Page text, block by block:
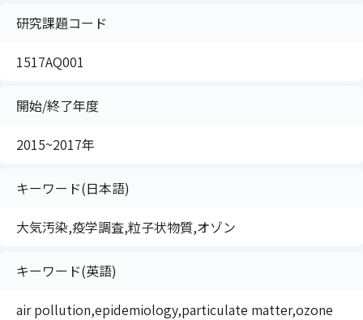
研究課題コード
1517AQ001
開始/終了年度
2015~2017年
キーワード(日本語)
大気汚染,疫学調査,粒子状物質,オゾン
キーワード(英語)
air pollution,epidemiology,particulate matter,ozone